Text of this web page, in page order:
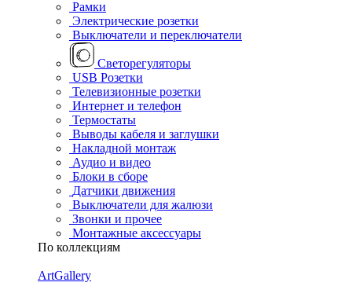
Рамки
Электрические розетки
Выключатели и переключатели
Светорегуляторы
USB Розетки
Телевизионные розетки
Интернет и телефон
Термостаты
Выводы кабеля и заглушки
Накладной монтаж
Аудио и видео
Блоки в сборе
Датчики движения
Выключатели для жалюзи
Звонки и прочее
Монтажные аксессуары
По коллекциям
ArtGallery